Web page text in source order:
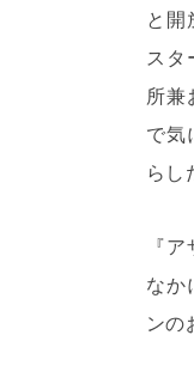
と開
スタ
所兼
で気
らし
『
なか
ンの